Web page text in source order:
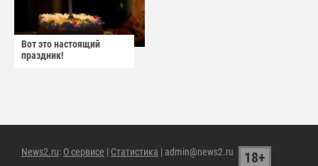
Вот это настоящий
праздник!
News2.ru: О сервисе | Статистика | admin@news2.ru 18+